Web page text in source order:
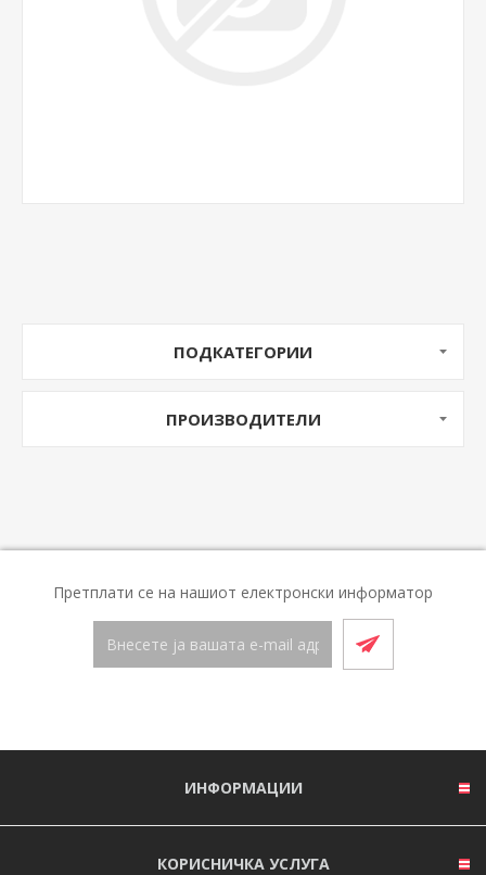
ПОДКАТЕГОРИИ
ПРОИЗВОДИТЕЛИ
Претплати се на нашиот електронски информатор
ИНФОРМАЦИИ
КОРИСНИЧКА УСЛУГА